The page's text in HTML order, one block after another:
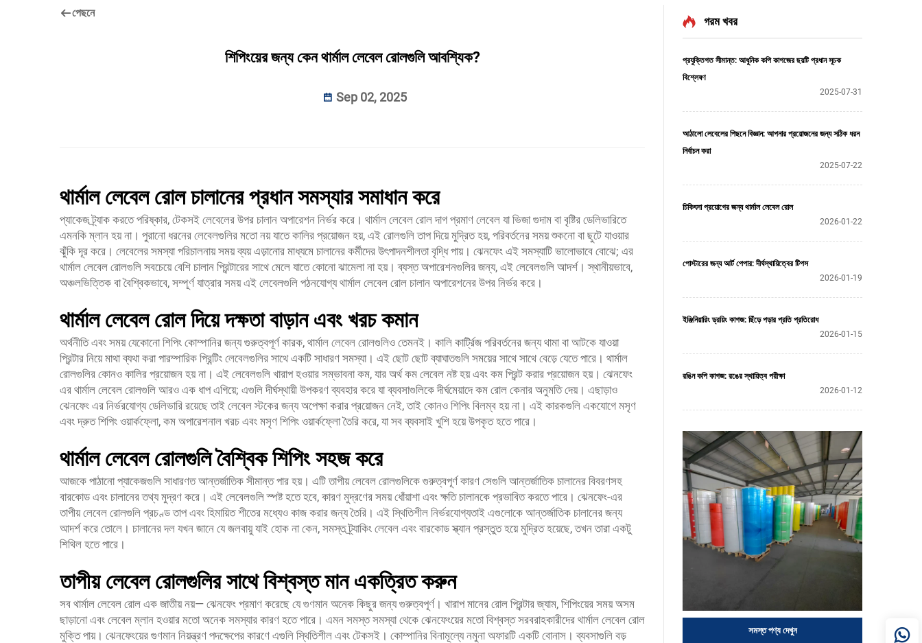
পেছনে
শিপিংয়ের জন্য কেন থার্মাল লেবেল রোলগুলি আবশ্যিক?
Sep 02, 2025
থার্মাল লেবেল রোল চালানের প্রধান সমস্যার সমাধান করে
প্যাকেজ ট্র্যাক করতে পরিষ্কার, টেকসই লেবেলের উপর চালান অপারেশন নির্ভর করে। থার্মাল লেবেল রোল দাগ প্রমাণ লেবেল যা ভিজা গুদাম বা বৃষ্টির ডেলিভারিতে
এমনকি ম্লান হয় না। পুরানো ধরনের লেবেলগুলির মতো নয় যাতে কালির প্রয়োজন হয়, এই রোলগুলি তাপ দিয়ে মুদ্রিত হয়, পরিবর্তনের সময় শুকনো বা ছুটে যাওয়ার
ঝুঁকি দূর করে। লেবেলের সমস্যা পরিচালনায় সময় ব্যয় এড়ানোর মাধ্যমে চালানের কর্মীদের উৎপাদনশীলতা বৃদ্ধি পায়। ঝেনফেং এই সমস্যাটি ভালোভাবে বোঝে; এর
থার্মাল লেবেল রোলগুলি সবচেয়ে বেশি চালান প্রিন্টারের সাথে মেলে যাতে কোনো ঝামেলা না হয়। ব্যস্ত অপারেশনগুলির জন্য, এই লেবেলগুলি আদর্শ। স্থানীয়ভাবে,
অঞ্চলভিত্তিক বা বৈশ্বিকভাবে, সম্পূর্ণ যাত্রার সময় এই লেবেলগুলি পঠনযোগ্য থার্মাল লেবেল রোল চালান অপারেশনের উপর নির্ভর করে।
থার্মাল লেবেল রোল দিয়ে দক্ষতা বাড়ান এবং খরচ কমান
অর্থনীতি এবং সময় যেকোনো শিপিং কোম্পানির জন্য গুরুত্বপূর্ণ কারক, থার্মাল লেবেল রোলগুলিও তেমনই। কালি কার্ট্রিজ পরিবর্তনের জন্য থামা বা আটকে যাওয়া
প্রিন্টার নিয়ে মাথা ব্যথা করা পারম্পারিক প্রিন্টিং লেবেলগুলির সাথে একটি সাধারণ সমস্যা। এই ছোট ছোট ব্যাঘাতগুলি সময়ের সাথে সাথে বেড়ে যেতে পারে। থার্মাল
রোলগুলির কোনও কালির প্রয়োজন হয় না। এই লেবেলগুলি খারাপ হওয়ার সম্ভাবনা কম, যার অর্থ কম লেবেল নষ্ট হয় এবং কম প্রিন্ট করার প্রয়োজন হয়। ঝেনফেং
এর থার্মাল লেবেল রোলগুলি আরও এক ধাপ এগিয়ে; এগুলি দীর্ঘস্থায়ী উপকরণ ব্যবহার করে যা ব্যবসাগুলিকে দীর্ঘমেয়াদে কম রোল কেনার অনুমতি দেয়। এছাড়াও
ঝেনফেং এর নির্ভরযোগ্য ডেলিভারি রয়েছে তাই লেবেল স্টকের জন্য অপেক্ষা করার প্রয়োজন নেই, তাই কোনও শিপিং বিলম্ব হয় না। এই কারকগুলি একযোগে মসৃণ
এবং দ্রুত শিপিং ওয়ার্কফ্লো, কম অপারেশনাল খরচ এবং মসৃণ শিপিং ওয়ার্কফ্লো তৈরি করে, যা সব ব্যবসাই খুশি হয়ে উপকৃত হতে পারে।
থার্মাল লেবেল রোলগুলি বৈশ্বিক শিপিং সহজ করে
আজকে পাঠানো প্যাকেজগুলি সাধারণত আন্তর্জাতিক সীমান্ত পার হয়। এটি তাপীয় লেবেল রোলগুলিকে গুরুত্বপূর্ণ কারণ সেগুলি আন্তর্জাতিক চালানের বিবরণসহ
বারকোড এবং চালানের তথ্য মুদ্রণ করে। এই লেবেলগুলি স্পষ্ট হতে হবে, কারণ মুদ্রণের সময় ধোঁয়াশা এবং ক্ষতি চালানকে প্রভাবিত করতে পারে। ঝেনফেং-এর
তাপীয় লেবেল রোলগুলি প্রচণ্ড তাপ এবং হিমায়িত শীতের মধ্যেও কাজ করার জন্য তৈরি। এই স্থিতিশীল নির্ভরযোগ্যতাই এগুলোকে আন্তর্জাতিক চালানের জন্য
আদর্শ করে তোলে। চালানের দল যখন জানে যে জলবায়ু যাই হোক না কেন, সমস্ত ট্র্যাকিং লেবেল এবং বারকোড স্ক্যান প্রস্তুত হয়ে মুদ্রিত হয়েছে, তখন তারা একটু
শিথিল হতে পারে।
তাপীয় লেবেল রোলগুলির সাথে বিশ্বস্ত মান একত্রিত করুন
সব থার্মাল লেবেল রোল এক জাতীয় নয়— ঝেনফেং প্রমাণ করেছে যে গুণমান অনেক কিছুর জন্য গুরুত্বপূর্ণ। খারাপ মানের রোল প্রিন্টার জ্যাম, শিপিংয়ের সময় অসম
ছাড়ানো এবং লেবেল ম্লান হওয়ার মতো অনেক সমস্যার কারণ হতে পারে। এমন সমস্ত সমস্যা থেকে ঝেনফেংয়ের মতো বিশ্বস্ত সরবরাহকারীদের থার্মাল লেবেল রোল
মুক্তি পায়। ঝেনফেংয়ের গুণমান নিয়ন্ত্রণ পদক্ষেপের কারণে এগুলি স্থিতিশীল এবং টেকসই। কোম্পানির বিনামূল্যে নমুনা অফারটি একটি বোনাস। ব্যবসাগুলি বড়
গরম খবর
প্রযুক্তিগত সীমান্ত: আধুনিক কপি কাগজের ছয়টি প্রধান সূচক
বিশ্লেষণ
2025-07-31
আঠালো লেবেলের পিছনে বিজ্ঞান: আপনার প্রয়োজনের জন্য সঠিক ধরন
নির্বাচন করা
2025-07-22
চিকিৎসা প্রয়োগের জন্য থার্মাল লেবেল রোল
2026-01-22
পোস্টারের জন্য আর্ট পেপার: দীর্ঘস্থায়িত্বের টিপস
2026-01-19
ইঞ্জিনিয়ারিং ড্রয়িং কাগজ: ছিঁড়ে পড়ার প্রতি প্রতিরোধ
2026-01-15
রঙিন কপি কাগজ: রঙের স্থায়িত্ব পরীক্ষা
2026-01-12
সমস্ত পণ্য দেখুন